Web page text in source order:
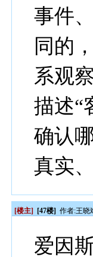
事件
同的
系观
描述“
确认
真实
[楼主] [47楼] 作者:王晓
爱因